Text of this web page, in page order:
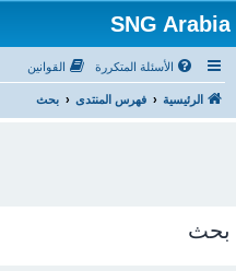
SNG Arabia
الأسئلة المتكررة القوانين
الرئيسية فهرس المنتدى بحث
بحث